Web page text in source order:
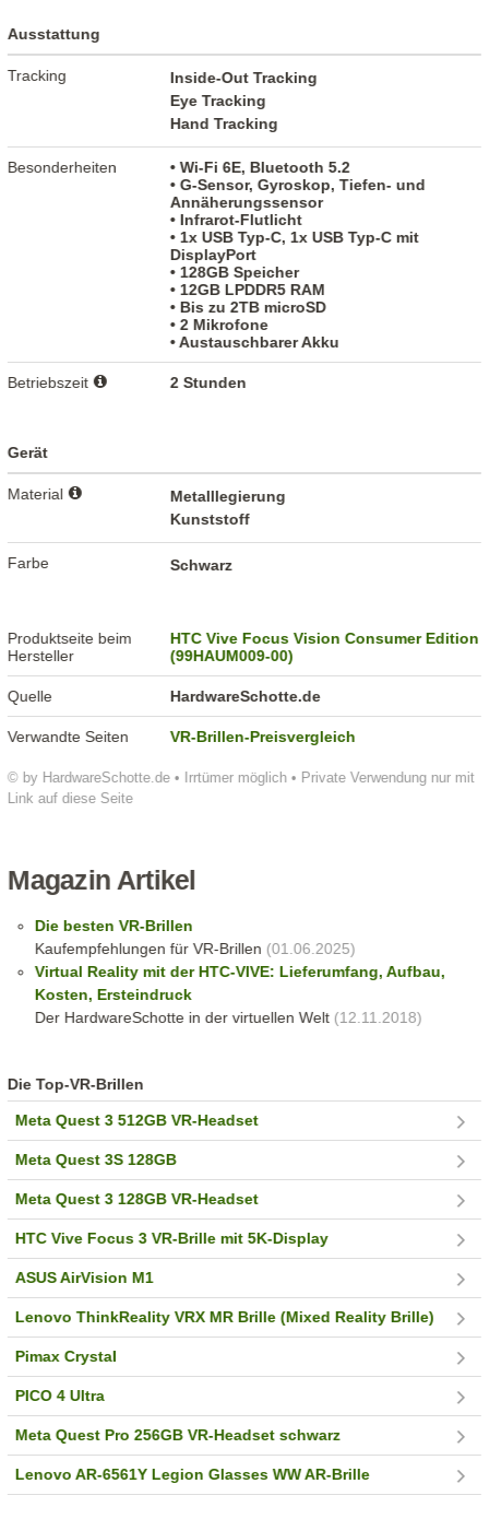
© by HardwareSchotte.de • Irrtümer möglich • Private Verwendung nur mit
Link auf diese Seite
Ausstattung
Tracking
Inside-Out Tracking
Eye Tracking
Hand Tracking
Besonderheiten
• Wi-Fi 6E, Bluetooth 5.2
• G-Sensor, Gyroskop, Tiefen- und
Annäherungssensor
• Infrarot-Flutlicht
• 1x USB Typ-C, 1x USB Typ-C mit
DisplayPort
• 128GB Speicher
• 12GB LPDDR5 RAM
• Bis zu 2TB microSD
• 2 Mikrofone
• Austauschbarer Akku
Betriebszeit 2 Stunden
Gerät
Material
Metalllegierung
Kunststoff
Farbe Schwarz
Produktseite beim
Hersteller
HTC Vive Focus Vision Consumer Edition
(99HAUM009-00)
Quelle HardwareSchotte.de
Verwandte Seiten VR-Brillen-Preisvergleich
Magazin Artikel
Die besten VR-Brillen
Kaufempfehlungen für VR-Brillen (01.06.2025)
Virtual Reality mit der HTC-VIVE: Lieferumfang, Aufbau,
Kosten, Ersteindruck
Der HardwareSchotte in der virtuellen Welt(12.11.2018)
Die Top-VR-Brillen
Meta Quest 3 512GB VR-Headset
Meta Quest 3S 128GB
Meta Quest 3 128GB VR-Headset
HTC Vive Focus 3 VR-Brille mit 5K-Display
ASUS AirVision M1
Lenovo ThinkReality VRX MR Brille (Mixed Reality Brille)
Pimax Crystal
PICO 4 Ultra
Meta Quest Pro 256GB VR-Headset schwarz
Lenovo AR-6561Y Legion Glasses WW AR-Brille